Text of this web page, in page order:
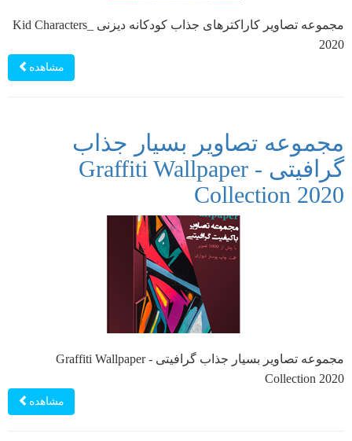
مجموعه تصاویر کاراکترهای جذاب کودکانه دیزنی _Kid Characters
2020
مشاهده
مجموعه تصاویر بسیار جذاب
گرافیتی - Graffiti Wallpaper
Collection 2020
مجموعه تصاویر بسیار جذاب گرافیتی - Graffiti Wallpaper
Collection 2020
مشاهده